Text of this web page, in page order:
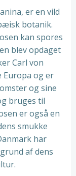
er en vild
botanik.
kan spores
blev opdaget
Carl von
Europa og er
og sine
bruges til
er også en
smukke
har
af dens